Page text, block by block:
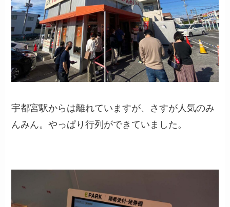
宇都宮駅からは離れていますが、さすが人気のみ
んみん。やっぱり行列ができていました。